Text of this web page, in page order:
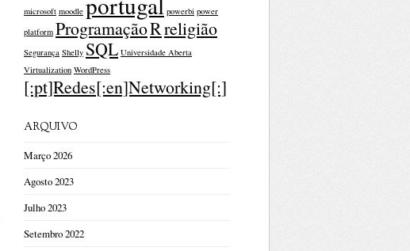
microsoft moodle powerbi power
platform ProgramaçãoRreligião
Segurança Shelly SQL Universidade Aberta
Virtualization WordPress
[:pt]Redes[:en]Networking[:]
ARQUIVO
Março 2026
Agosto 2023
Julho 2023
Setembro 2022